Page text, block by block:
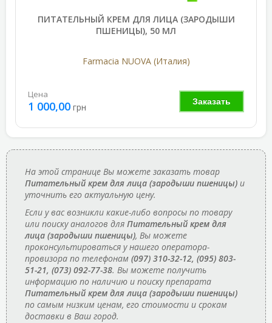
ПИТАТЕЛЬНЫЙ КРЕМ ДЛЯ ЛИЦА (ЗАРОДЫШИ
ПШЕНИЦЫ), 50 МЛ
Farmacia NUOVA (Италия)
Заказать
Цена
1 000,00 грн
На этой странице Вы можете заказать товар
Питательный крем для лица (зародыши пшеницы) и
уточнить его актуальную цену.
Если у вас возникли какие-либо вопросы по товару
или поиску аналогов для Питательный крем для
лица (зародыши пшеницы), Вы можете
проконсультироваться у нашего оператора-
провизора по телефонам (097) 310-32-12, (095) 803-
51-21, (073) 092-77-38. Вы можете получить
информацию по наличию и поиску препарата
Питательный крем для лица (зародыши пшеницы)
по самым низким ценам, его стоимости и срокам
доставки в Ваш город.